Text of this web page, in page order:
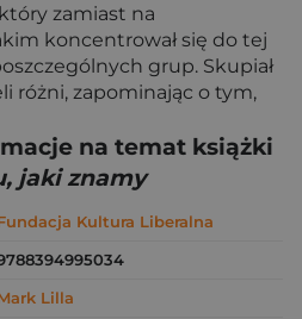
zamiast na
koncentrował się do tej
grup. Skupiał
różni, zapominając o tym,
na temat książki
jaki znamy
Kultura Liberalna
Lilla